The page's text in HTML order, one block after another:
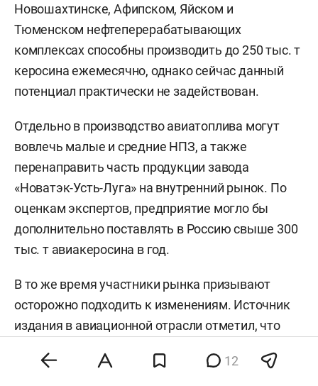
Новошахтинске, Афипском, Яйском и
Тюменском нефтеперерабатывающих
комплексах способны производить до 250 тыс. т
керосина ежемесячно, однако сейчас данный
потенциал практически не задействован.
Отдельно в производство авиатоплива могут
вовлечь малые и средние НПЗ, а также
перенаправить часть продукции завода
«Новатэк-Усть-Луга» на внутренний рынок. По
оценкам экспертов, предприятие могло бы
дополнительно поставлять в Россию свыше 300
тыс. т авиакеросина в год.
В то же время участники рынка призывают
осторожно подходить к изменениям. Источник
издания в авиационной отрасли отметил, что
независимой оценки влияния подобных
12